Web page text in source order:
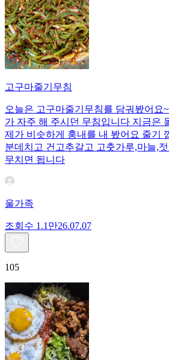
고구마줄기무침
오늘은 고구마줄기무침를 담궈봤어요
가 자주 해 주시던 무침입니다 지금은
제가 비슷하게 훙내를 내 봤어요 줄기
분데치고 건고추갈고 고춧가루,마늘,
무치면 됩니다
울가족
조회수 1.1만26.07.07
105